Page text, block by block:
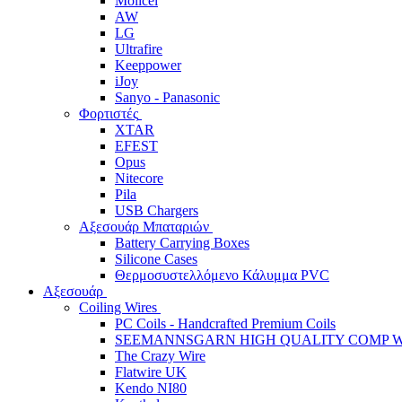
AW
LG
Ultrafire
Keeppower
iJoy
Sanyo - Panasonic
Φορτιστές
XTAR
EFEST
Opus
Nitecore
Pila
USB Chargers
Αξεσουάρ Μπαταριών
Battery Carrying Boxes
Silicone Cases
Θερμοσυστελλόμενο Κάλυμμα PVC
Αξεσουάρ
Coiling Wires
PC Coils - Handcrafted Premium Coils
SEEMANNSGARN HIGH QUALITY COMP
The Crazy Wire
Flatwire UK
Kendo NI80